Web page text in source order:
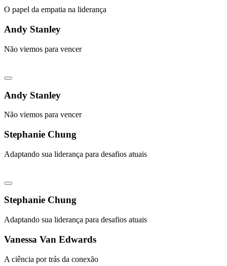
O papel da empatia na liderança
Andy Stanley
Não viemos para vencer
Andy Stanley
Não viemos para vencer
Stephanie Chung
Adaptando sua liderança para desafios atuais
Stephanie Chung
Adaptando sua liderança para desafios atuais
Vanessa Van Edwards
A ciência por trás da conexão